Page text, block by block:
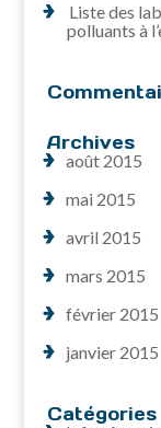
Liste des
polluants à
Archives
août 2015
mai 2015
avril 2015
mars 2015
février 2015
janvier 2015
Catégories